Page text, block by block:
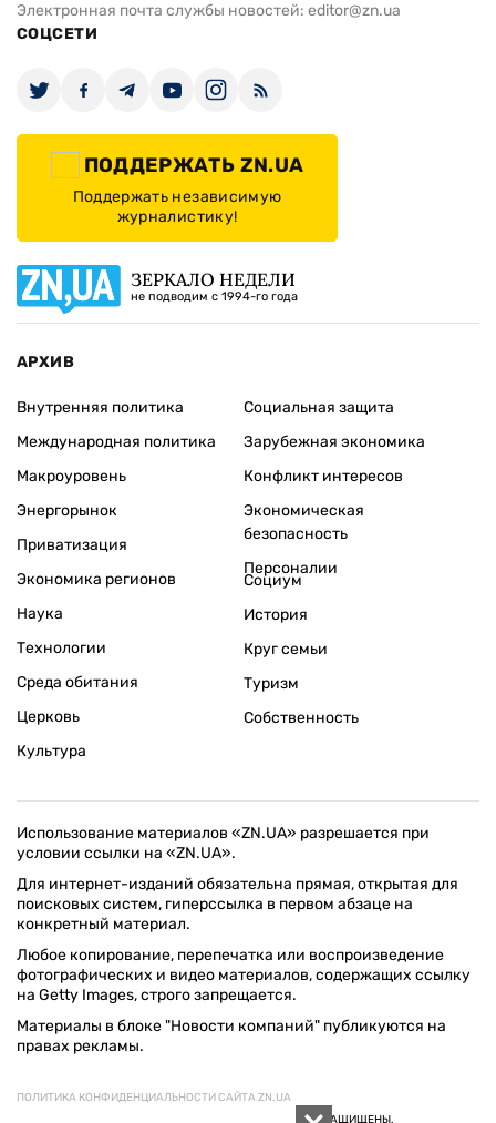
Электронная почта службы новостей: editor@zn.ua
СОЦСЕТИ
ПОДДЕРЖАТЬ ZN.UA
Поддержать независимую
журналистику!
ЗЕРКАЛО НЕДЕЛИ
не подводим с 1994-го года
АРХИВ
Внутренняя политика
Международная политика
Макроуровень
Энергорынок
Приватизация
Экономика регионов
Социальная защита
Зарубежная экономика
Конфликт интересов
Экономическая
безопасность
Персоналии
Наука
Технологии
Среда обитания
Церковь
Культура
Социум
История
Круг семьи
Туризм
Собственность
Использование материалов «ZN.UA» разрешается при
условии ссылки на «ZN.UA».
Для интернет-изданий обязательна прямая, открытая для
поисковых систем, гиперссылка в первом абзаце на
конкретный материал.
Любое копирование, перепечатка или воспроизведение
фотографических и видео материалов, содержащих ссылку
на Getty Images, строго запрещается.
Материалы в блоке "Новости компаний" публикуются на
правах рекламы.
ПОЛИТИКА КОНФИДЕНЦИАЛЬНОСТИ САЙТА ZN.UA
© 1994–2026 «ЗЕРКАЛО НЕДЕЛИ. УКРАИНА». ВСЕ ПРАВА ЗАЩИЩЕНЫ.